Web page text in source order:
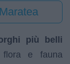
più belli
e fauna